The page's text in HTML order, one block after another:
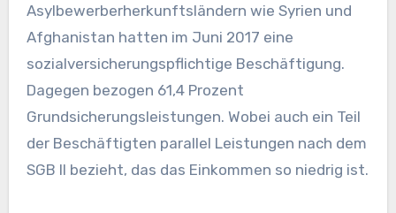
Asylbewerberherkunftsländern wie Syrien und
Afghanistan hatten im Juni 2017 eine
sozialversicherungspflichtige Beschäftigung.
Dagegen bezogen 61,4 Prozent
Grundsicherungsleistungen. Wobei auch ein Teil
der Beschäftigten parallel Leistungen nach dem
SGB II bezieht, das das Einkommen so niedrig ist.